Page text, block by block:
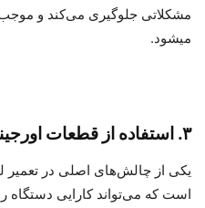
مشکلاتی جلوگیری می‌کند و
میشود.
۳. استفاده از قطعات اورجینال و باکیفیت
یکی از چالش‌های اصلی در تعمیر
است که می‌تواند کارایی دستگاه